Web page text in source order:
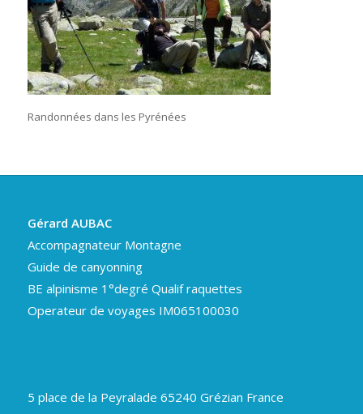
Randonnées dans les Pyrénées
Gérard AUBAC
Accompagnateur Montagne
Guide de canyonning
BE alpinisme 1°degré Qualif raquettes
Operateur de voyages IM065100030
5 place de la Peyralade 65240 Grézian France